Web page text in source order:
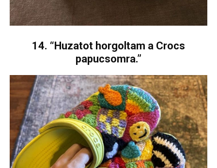
14. “Huzatot horgoltam a Crocs
papucsomra.”